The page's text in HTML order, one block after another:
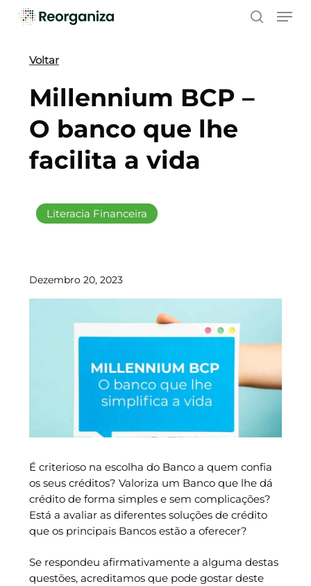
Skip
contentVoltar
Literacia Financeira
Millennium BCP –
O banco que lhe
facilita a vida
Dezembro 20, 2023
É criterioso na escolha do Banco a quem confia
os seus créditos? Valoriza um Banco que lhe dá
crédito de forma simples e sem complicações?
Está a avaliar as diferentes soluções de crédito
que os principais Bancos estão a oferecer?
Se respondeu afirmativamente a alguma destas
questões, acreditamos que pode gostar deste